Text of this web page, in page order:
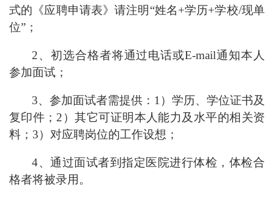
式的《应聘申请表》请注明“姓名+学历+学校/现单
位”；
2、初选合格者将通过电话或E-mail通知本人
参加面试；
3、参加面试者需提供：1）学历、学位证书及
复印件；2）其它可证明本人能力及水平的相关资
料；3）对应聘岗位的工作设想；
4、通过面试者到指定医院进行体检，体检合
格者将被录用。